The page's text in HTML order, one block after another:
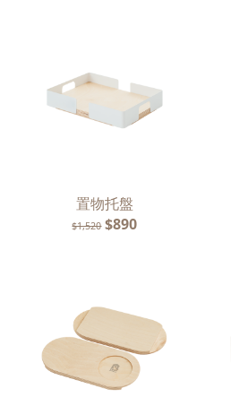
置物托盤
$1,520 $890